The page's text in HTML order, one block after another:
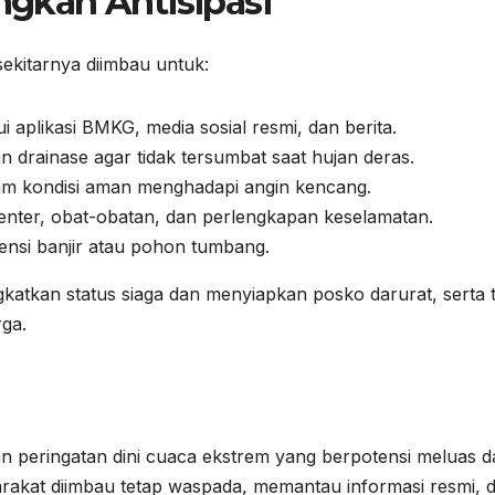
diimbau untuk:
BMKG, media sosial resmi, dan berita.
drainase agar tidak tersumbat saat hujan deras.
kondisi aman menghadapi angin kencang.
obat-obatan, dan perlengkapan keselamatan.
banjir atau pohon tumbang.
status siaga dan menyiapkan posko darurat, serta
peringatan dini cuaca ekstrem yang berpotensi meluas
diimbau tetap waspada, memantau informasi resmi,